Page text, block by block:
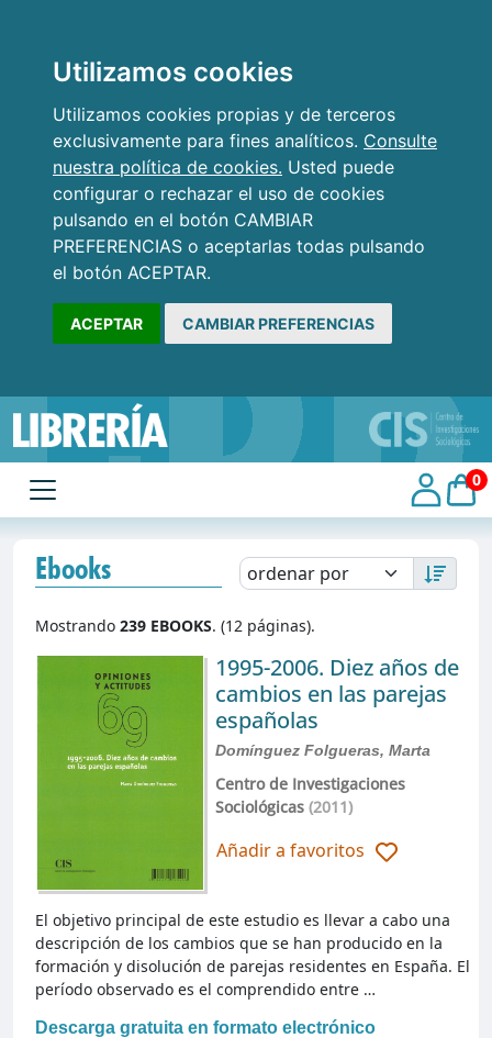
Utilizamos cookies
Utilizamos cookies propias y de terceros
exclusivamente para fines analíticos. Consulte
nuestra política de cookies. Usted puede
configurar o rechazar el uso de cookies
pulsando en el botón CAMBIAR
PREFERENCIAS o aceptarlas todas pulsando
el botón ACEPTAR.
ACEPTAR CAMBIAR PREFERENCIAS
0
Ebooks
Mostrando 239 EBOOKS. (12 páginas).
1995-2006. Diez años de
cambios en las parejas
españolas
Domínguez Folgueras, Marta
Centro de Investigaciones
Sociológicas(2011)
Añadir a favoritos
Descarga gratuita en formato electrónico
El objetivo principal de este estudio es llevar a cabo una
descripción de los cambios que se han producido en la
formación y disolución de parejas residentes en España. El
período observado es el comprendido entre …